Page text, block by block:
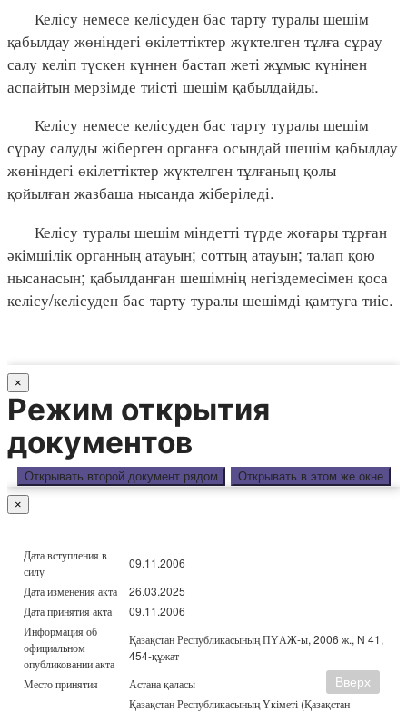
Келісу немесе келісуден бас тарту туралы шешім
қабылдау жөніндегі өкілеттіктер жүктелген тұлға сұрау
салу келіп түскен күннен бастап жеті жұмыс күнінен
аспайтын мерзімде тиісті шешім қабылдайды.
Келісу немесе келісуден бас тарту туралы шешім
сұрау салуды жіберген органға осындай шешім қабылдау
жөніндегі өкілеттіктер жүктелген тұлғаның қолы
қойылған жазбаша нысанда жіберіледі.
Келісу туралы шешім міндетті түрде жоғары тұрған
әкімшілік органның атауын; соттың атауын; талап қою
нысанасын; қабылданған шешімнің негіздемесімен қоса
келісу/келісуден бас тарту туралы шешімді қамтуға тиіс.
×
Режим открытия
документов
Открывать второй документ рядом Открывать в этом же окне
×
Дата вступления в
силу
09.11.2006
Дата изменения акта
26.03.2025
Дата принятия акта
09.11.2006
Информация об
официальном
опубликовании акта
Қазақстан Республикасының ПҮАЖ-ы, 2006 ж., N 41,
454-құжат
Место принятия
Астана қаласы
Қазақстан Республикасының Үкіметі (Қазақстан
Вверх